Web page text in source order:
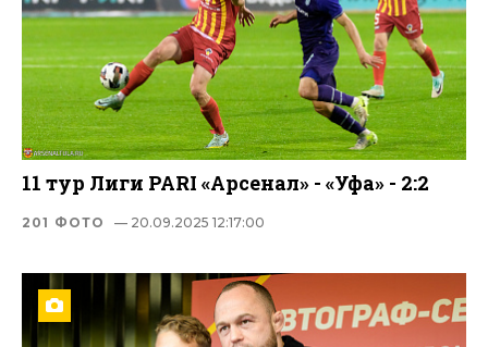
11 тур Лиги PARI «Арсенал» - «Уфа» - 2:2
201 ФОТО — 20.09.2025 12:17:00